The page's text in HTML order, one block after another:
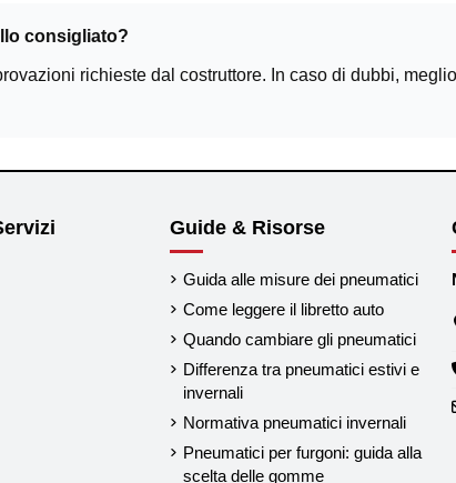
consigliato?
richieste dal costruttore. In caso di dubbi,
Guide & Risorse
Guida alle misure dei pneumatici
Come leggere il libretto auto
Quando cambiare gli pneumatici
Differenza tra pneumatici estivi e
invernali
Normativa pneumatici invernali
Pneumatici per furgoni: guida alla
scelta delle gomme